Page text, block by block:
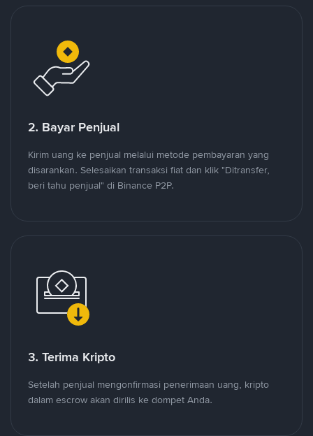
2. Bayar Penjual
Kirim uang ke penjual melalui metode pembayaran yang
disarankan. Selesaikan transaksi fiat dan klik "Ditransfer,
beri tahu penjual" di Binance P2P.
3. Terima Kripto
Setelah penjual mengonfirmasi penerimaan uang, kripto
dalam escrow akan dirilis ke dompet Anda.